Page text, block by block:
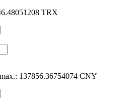
TRX
max.: 137856.36754074 CNY